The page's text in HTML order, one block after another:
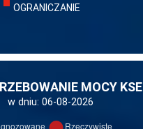
OGRANICZANIE
MOCY KSE
w dniu: 06-08-2026